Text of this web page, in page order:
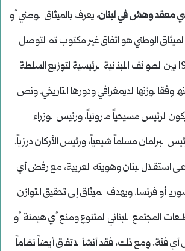
معقد وهش في لبنان، يعرف بالميثاق الوطني أو
الميثاق الوطني هو اتفاق غير مكتوب تم التوصل
إليه في عام 1943 بين الطوائف اللبنانية الرئيسية لتوزيع السلطة
وفقا لوزنها الديمغرافي ودورها التاريخي. ونص
الرئيس مسيحياً مارونياً، ورئيس الوزراء
البرلمان مسلماً شيعياً، ورئيس الأركان درزياً.
على استقلال لبنان وهويته العربية، مع رفض أي
أو فرنسا. ويهدف الميثاق إلى تحقيق التوازن
المجتمع اللبناني المتنوع ومنع أي هيمنة أو
فئة. ومع ذلك، فقد أنشأ الاتفاق أيضاً نظاماً